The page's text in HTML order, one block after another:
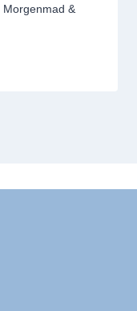
Morgenmad &